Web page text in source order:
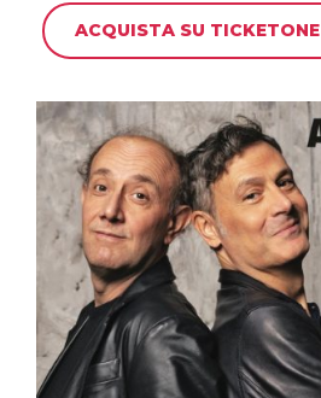
ACQUISTA SU TICKETONE